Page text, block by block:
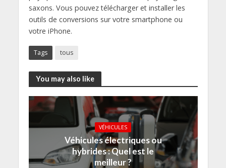
saxons. Vous pouvez télécharger et installer les
outils de conversions sur votre smartphone ou
votre iPhone.
Tags tous
You may also like
VÉHICULES
Véhicules électriques ou
hybrides : Quel est le
meilleur ?